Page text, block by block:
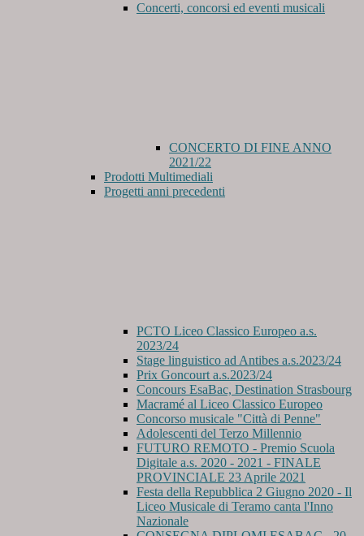
Concerti, concorsi ed eventi musicali
CONCERTO DI FINE ANNO
2021/22
Prodotti Multimediali
Progetti anni precedenti
PCTO Liceo Classico Europeo a.s.
2023/24
Stage linguistico ad Antibes a.s.2023/24
Prix Goncourt a.s.2023/24
Concours EsaBac, Destination Strasbourg
Macramé al Liceo Classico Europeo
Concorso musicale "Città di Penne"
Adolescenti del Terzo Millennio
FUTURO REMOTO - Premio Scuola
Digitale a.s. 2020 - 2021 - FINALE
PROVINCIALE 23 Aprile 2021
Festa della Repubblica 2 Giugno 2020 - Il
Liceo Musicale di Teramo canta l'Inno
Nazionale